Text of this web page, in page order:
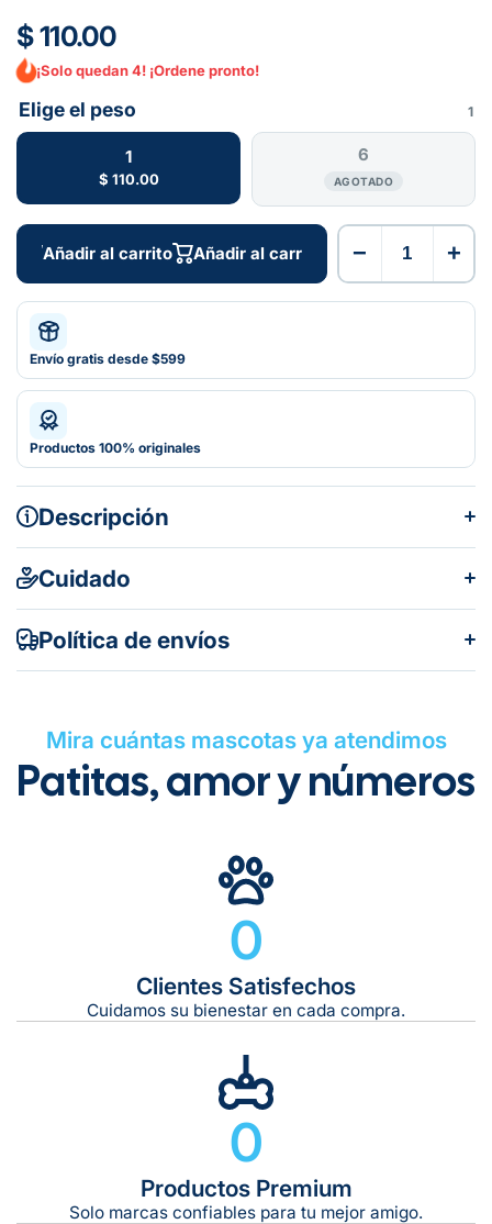
$ 110.00
¡Solo quedan 4! ¡Ordene pronto!
Elige el peso 1
1
$ 110.00
6
AGOTADO
Añadir al carrito Añadir al carrito − +
Envío gratis desde $599
Productos 100% originales
Descripción
Cuidado
Política de envíos
Gratuito en todos los pedidos
Tiempo de entrega estimado: 5 a 7 días hábiles
Gratis en compras de $599 o más
Mira cuántas mascotas ya atendimos
Patitas, amor y números
0
Clientes Satisfechos
Cuidamos su bienestar en cada compra.
0
Productos Premium
Solo marcas confiables para tu mejor amigo.